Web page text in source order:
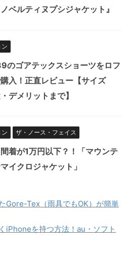
ベルティヌプシジャケット』
ン
のゴアテックスショーツをロフ
購入！正直レビュー【サイズ
デメリットまで】
ン ザ・ノース・フェイス
着が1万円以下？！「マウンテ
イクロジャケット」
Gore-Tex（雨具でもOK）が簡単
iPhoneを持つ方法！au・ソフト